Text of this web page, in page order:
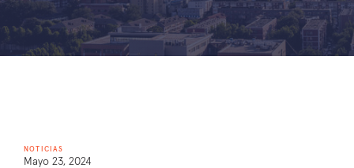
NOTICIAS
Mayo 23, 2024